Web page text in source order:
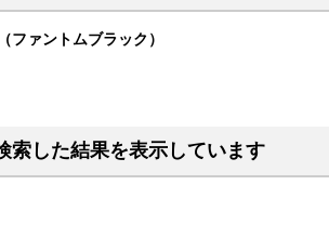
ァントムブラック）
索した結果を表示しています